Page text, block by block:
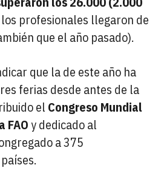
profesionales llegaron de
que el año pasado).
que la de este año ha
ferias desde antes de la
el Congreso Mundial
FAOy dedicado al
a 375